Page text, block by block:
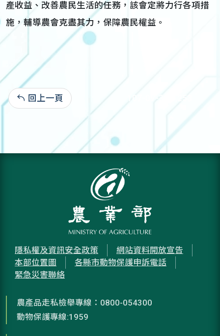
產收益、改善農民生活的任務，該會定將力行各項措
施，輔導農會克盡其力，保障農民權益。
回上一頁 107-07-31:3,253
隱私權及資訊安全政策
網站資料開放宣告
本部位置圖
各縣市動物保護申訴電話
緊急災害聯絡
農產品走私檢舉專線：0800-054300
動物保護專線:1959